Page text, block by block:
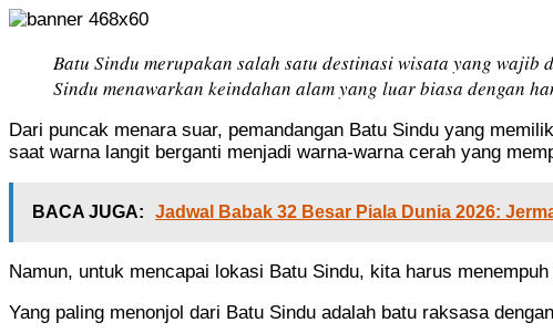
Batu Sindu merupakan salah satu destinasi wisata yang
Sindu menawarkan keindahan alam yang luar biasa dengan
Dari puncak menara suar, pemandangan Batu Sindu yang
saat warna langit berganti menjadi warna-warna cerah yang
BACA JUGA: Jadwal Babak 32 Besar Piala Dunia 2026:
Namun, untuk mencapai lokasi Batu Sindu, kita harus
Yang paling menonjol dari Batu Sindu adalah batu raksasa